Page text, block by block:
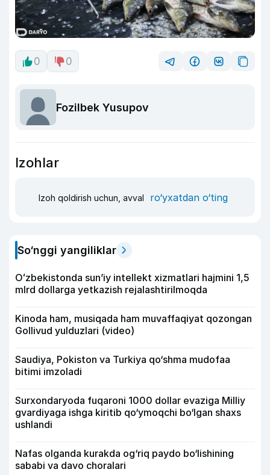
0 0
Fozilbek Yusupov
Izohlar
Izoh qoldirish uchun, avval ro‘yxatdan o‘ting
So‘nggi yangiliklar
Oʻzbekistonda sunʼiy intellekt xizmatlari hajmini 1,5
mlrd dollarga yetkazish rejalashtirilmoqda
Kinoda ham, musiqada ham muvaffaqiyat qozongan
Gollivud yulduzlari (video)
Saudiya, Pokiston va Turkiya qo‘shma mudofaa
bitimi imzoladi
Surxondaryoda fuqaroni 1000 dollar evaziga Milliy
gvardiyaga ishga kiritib qo‘ymoqchi bo‘lgan shaxs
ushlandi
Nafas olganda kurakda og‘riq paydo bo‘lishining
sababi va davo choralari